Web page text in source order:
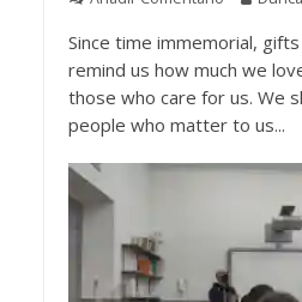
Since time immemorial,
remind us how much we
those who care for us. We
people who matter to us...